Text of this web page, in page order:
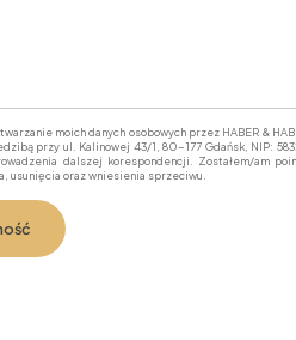
moich danych osobowych przez HABER &
przy ul. Kalinowej 43/1, 80-177 Gdańsk, NIP:
dalszej korespondencji. Zostałem/am
usunięcia oraz wniesienia sprzeciwu.